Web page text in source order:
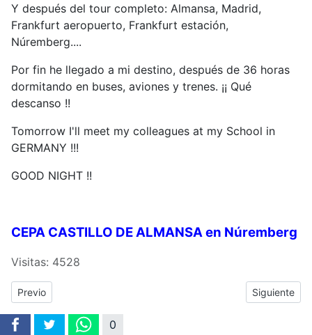
Y después del tour completo: Almansa, Madrid,
Frankfurt aeropuerto, Frankfurt estación,
Núremberg....
Por fin he llegado a mi destino, después de 36 horas
dormitando en buses, aviones y trenes. ¡¡ Qué
descanso !!
Tomorrow I'll meet my colleagues at my School in
GERMANY !!!
GOOD NIGHT !!
CEPA CASTILLO DE ALMANSA en Núremberg
0
Visitas: 4528
Previous article: NUREMBERG. Día 3. Observando la docencia
Previo Next article:
Siguiente